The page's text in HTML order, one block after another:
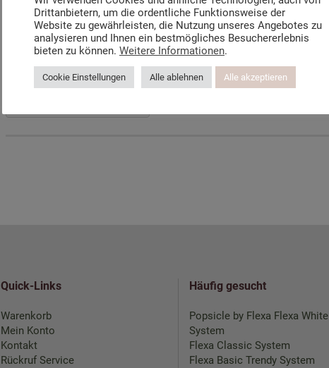
Quick-Links
Warenkorb
Mein Konto
Kontakt
Rückruf Service
Häufig gesucht
Popsicle by Flexa Flexa White
System
Flexa Classic System
Flexa Basic Trendy System
Drittanbietern, um die ordentliche Funktionsweise der
Website zu gewährleisten, die Nutzung unseres Angebotes zu
analysieren und Ihnen ein bestmögliches Besuchererlebnis
bieten zu können. Weitere Informationen.
Cookie Einstellungen Alle ablehnen Alle akzeptieren